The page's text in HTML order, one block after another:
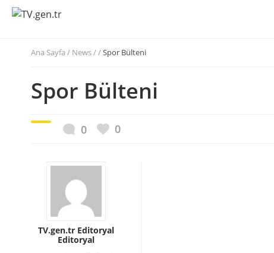
Ana Sayfa / News / /Spor Bülteni
Spor Bülteni
0 0
TV.gen.tr Editoryal
Editoryal